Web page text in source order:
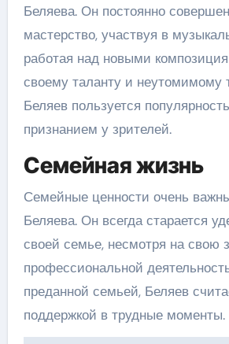
Беляева. Он постоянно
мастерство, участвуя в
работая над новыми
своему таланту и неутомимому
Беляев пользуется
признанием у зрителей.
Семейная жизнь
Семейные ценности очень
Беляева. Он всегда старается
своей семье, несмотря на свою
профессиональной
преданной семьей, Беляев
поддержкой в трудные моменты.